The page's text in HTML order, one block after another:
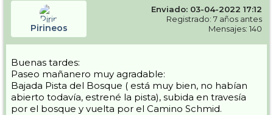
Pirineos
Enviado: 03-04-2022 17:12
Registrado: 7 años antes
Mensajes: 140
Buenas tardes:
Paseo mañanero muy agradable:
Bajada Pista del Bosque ( está muy bien, no habían
abierto todavía, estrené la pista), subida en travesía
por el bosque y vuelta por el Camino Schmid.